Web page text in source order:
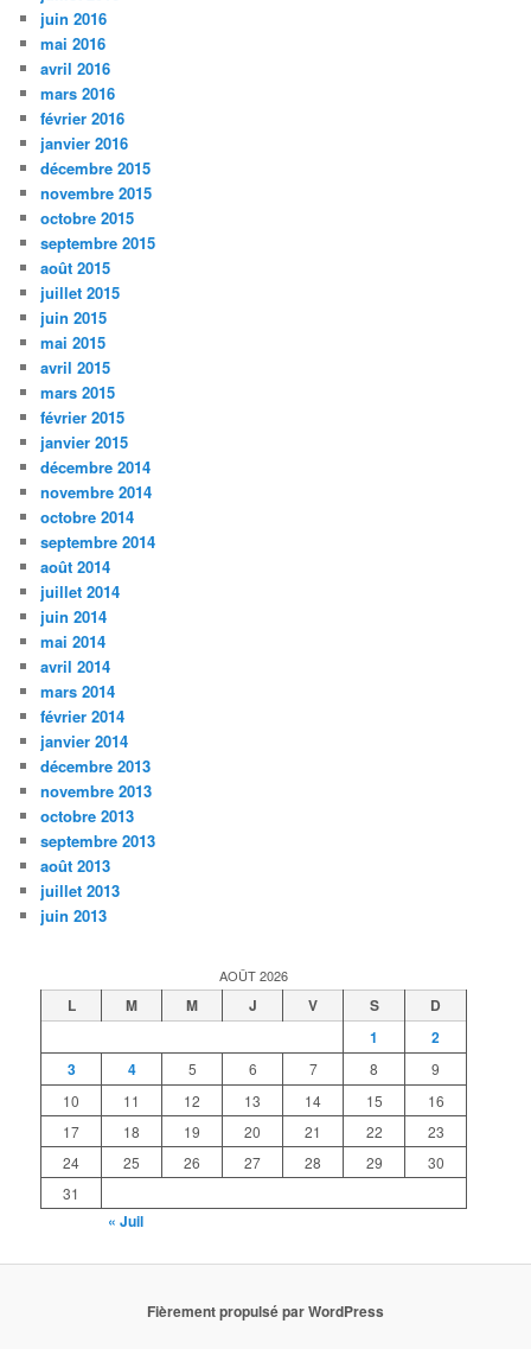
juin 2016
mai 2016
avril 2016
mars 2016
février 2016
janvier 2016
décembre 2015
novembre 2015
octobre 2015
septembre 2015
août 2015
juillet 2015
juin 2015
mai 2015
avril 2015
mars 2015
février 2015
janvier 2015
décembre 2014
novembre 2014
octobre 2014
septembre 2014
août 2014
juillet 2014
juin 2014
mai 2014
avril 2014
mars 2014
février 2014
janvier 2014
décembre 2013
novembre 2013
octobre 2013
septembre 2013
août 2013
juillet 2013
juin 2013
AOÛT 2026
L M M J V S
D
1
2
3
4 5 6 7 8
9
10
11 12 13 14 15
16
17
18 19 20 21 22
23
24
25 26 27 28 29
30
31
« Juil
Fièrement propulsé par WordPress